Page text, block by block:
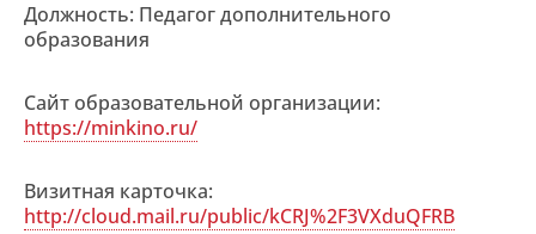
Должность: Педагог дополнительного
образования
Сайт образовательной организации:
https://minkino.ru/
Визитная карточка:
http://cloud.mail.ru/public/kCRJ%2F3VXduQFRB